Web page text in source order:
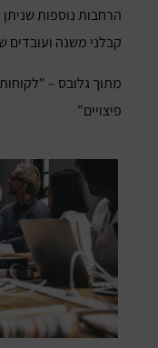
הרחבות נוספות
קבלני משנה
מתוך גלובס –
פיצויים"